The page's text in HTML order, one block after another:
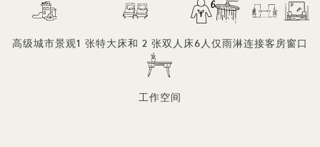
高级城市景观1 张特大床和 2 张双人床6人仅雨淋连接客房窗口
工作空间